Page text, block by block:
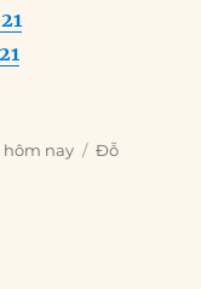
hôm nay Tags
Đỗ